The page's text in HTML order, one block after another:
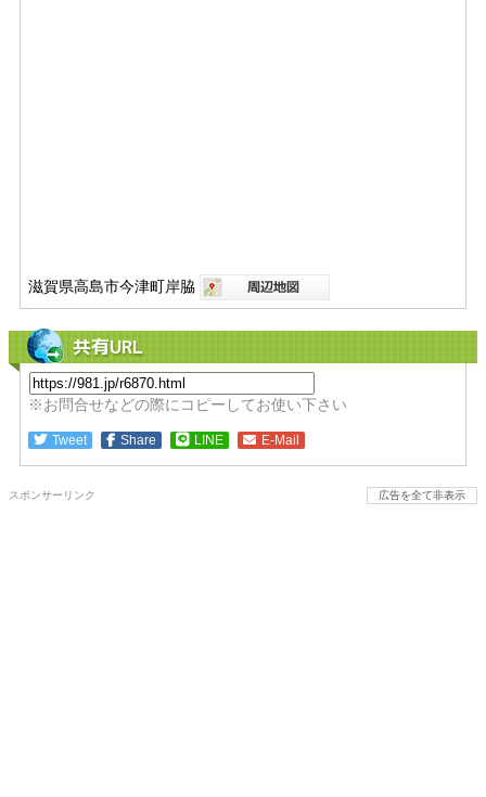
滋賀県高島市今津町岸脇
共有URL
※お問合せなどの際にコピーしてお使い下さい
Tweet Share LINE E-Mail
スポンサーリンク 広告を全て非表示